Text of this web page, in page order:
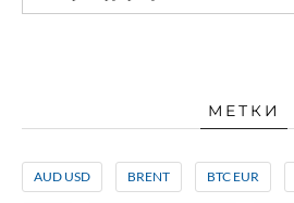
МЕТКИ
AUD USD BRENT BTC EUR